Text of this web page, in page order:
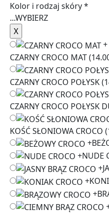
Kolor i rodzaj skóry*
...WYBIERZ
+
CZARNY CROCO MAT
CZARNY CROCO POŁYSK
CZARNY CROCO POŁYSK
KOŚĆ SŁONIOWA CROCO
+
+NUDE
+
+
+